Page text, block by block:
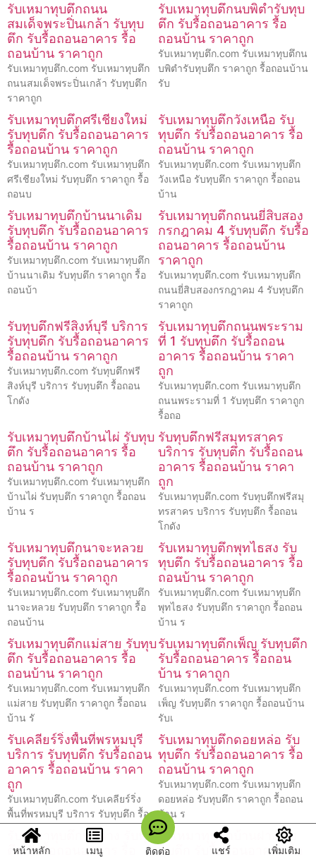
รับเหมาทุบตึกถนน
สมเด็จพระปิ่นเกล้า รับทุบ
ตึก รับรื้อถอนอาคาร รื้อ
ถอนบ้าน ราคาถูก
รับเหมาทุบตึก.com รับเหมาทุบตึก
ถนนสมเด็จพระปิ่นเกล้า รับทุบตึก
ราคาถูก
รับเหมาทุบตึกนบพิตำรับทุบ
ตึก รับรื้อถอนอาคาร รื้อ
ถอนบ้าน ราคาถูก
รับเหมาทุบตึก.com รับเหมาทุบตึกน
บพิตำรับทุบตึก ราคาถูก รื้อถอนบ้าน
รับ
รับเหมาทุบตึกศรีเชียงใหม่
รับทุบตึก รับรื้อถอนอาคาร
รื้อถอนบ้าน ราคาถูก
รับเหมาทุบตึก.com รับเหมาทุบตึก
ศรีเชียงใหม่ รับทุบตึก ราคาถูก รื้อ
ถอนบ
รับเหมาทุบตึกวังเหนือ รับ
ทุบตึก รับรื้อถอนอาคาร รื้อ
ถอนบ้าน ราคาถูก
รับเหมาทุบตึก.com รับเหมาทุบตึก
วังเหนือ รับทุบตึก ราคาถูก รื้อถอน
บ้าน
รับเหมาทุบตึกบ้านนาเดิม
รับทุบตึก รับรื้อถอนอาคาร
รื้อถอนบ้าน ราคาถูก
รับเหมาทุบตึก.com รับเหมาทุบตึก
บ้านนาเดิม รับทุบตึก ราคาถูก รื้อ
ถอนบ้า
รับเหมาทุบตึกถนนยี่สิบสอง
กรกฎาคม 4 รับทุบตึก รับรื้อ
ถอนอาคาร รื้อถอนบ้าน
ราคาถูก
รับเหมาทุบตึก.com รับเหมาทุบตึก
ถนนยี่สิบสองกรกฎาคม 4 รับทุบตึก
ราคาถูก
รับทุบตึกฟรีสิงห์บุรี บริการ
รับทุบตึก รับรื้อถอนอาคาร
รื้อถอนบ้าน ราคาถูก
รับเหมาทุบตึก.com รับทุบตึกฟรี
สิงห์บุรี บริการ รับทุบตึก รื้อถอน
โกดัง
รับเหมาทุบตึกถนนพระราม
ที่ 1 รับทุบตึก รับรื้อถอน
อาคาร รื้อถอนบ้าน ราคา
ถูก
รับเหมาทุบตึก.com รับเหมาทุบตึก
ถนนพระรามที่ 1 รับทุบตึก ราคาถูก
รื้อถอ
รับเหมาทุบตึกบ้านไผ่ รับทุบ
ตึก รับรื้อถอนอาคาร รื้อ
ถอนบ้าน ราคาถูก
รับเหมาทุบตึก.com รับเหมาทุบตึก
บ้านไผ่ รับทุบตึก ราคาถูก รื้อถอน
บ้าน ร
รับทุบตึกฟรีสมุทรสาคร
บริการ รับทุบตึก รับรื้อถอน
อาคาร รื้อถอนบ้าน ราคา
ถูก
รับเหมาทุบตึก.com รับทุบตึกฟรีสมุ
ทรสาคร บริการ รับทุบตึก รื้อถอน
โกดัง
รับเหมาทุบตึกนาจะหลวย
รับทุบตึก รับรื้อถอนอาคาร
รื้อถอนบ้าน ราคาถูก
รับเหมาทุบตึก.com รับเหมาทุบตึก
นาจะหลวย รับทุบตึก ราคาถูก รื้อ
ถอนบ้าน
รับเหมาทุบตึกพุทไธสง รับ
ทุบตึก รับรื้อถอนอาคาร รื้อ
ถอนบ้าน ราคาถูก
รับเหมาทุบตึก.com รับเหมาทุบตึก
พุทไธสง รับทุบตึก ราคาถูก รื้อถอน
บ้าน ร
รับเหมาทุบตึกแม่สาย รับทุบ
ตึก รับรื้อถอนอาคาร รื้อ
ถอนบ้าน ราคาถูก
รับเหมาทุบตึก.com รับเหมาทุบตึก
แม่สาย รับทุบตึก ราคาถูก รื้อถอน
บ้าน รั
รับเหมาทุบตึกเพ็ญ รับทุบตึก
รับรื้อถอนอาคาร รื้อถอน
บ้าน ราคาถูก
รับเหมาทุบตึก.com รับเหมาทุบตึก
เพ็ญ รับทุบตึก ราคาถูก รื้อถอนบ้าน
รับเ
รับเคลียร์ริ่งพื้นที่พรหมบุรี
บริการ รับทุบตึก รับรื้อถอน
อาคาร รื้อถอนบ้าน ราคา
ถูก
รับเหมาทุบตึก.com รับเคลียร์ริ่ง
พื้นที่พรหมบุรี บริการ รับทุบตึก รื้อถ
รับเหมาทุบตึกดอยหล่อ รับ
ทุบตึก รับรื้อถอนอาคาร รื้อ
ถอนบ้าน ราคาถูก
รับเหมาทุบตึก.com รับเหมาทุบตึก
ดอยหล่อ รับทุบตึก ราคาถูก รื้อถอน
บ้าน ร
รับเหมาทุบตึกท่าฉาง รับทุบ
ตึก รับรื้อถอนอาคาร รื้อ
รับเหมาทุบตึกบ้านฝาง รับ
ทุบตึก รับรื้อถอนอาคาร รื้อ
หน้าหลัก เมนู ติดต่อ แชร์ เพิ่มเติม